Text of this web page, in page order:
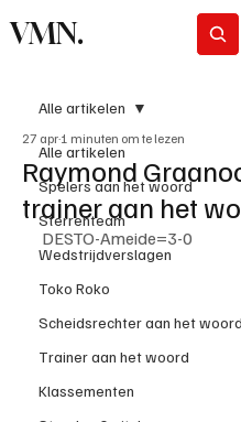
VMN.
Alle artikelen
Spelers aan het woord
Sterrenteam
Wedstrijdverslagen
Toko Roko
Scheidsrechter aan het woord
Trainer aan het woord
Klassementen
Alle artikelen
Raymond
trainer aan het
27 apr 1 minuten om te lezen
DESTO-Ameide=3-0